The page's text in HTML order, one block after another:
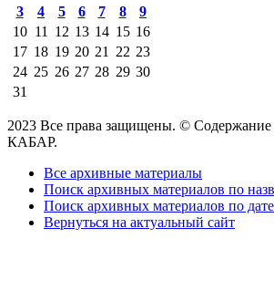
3
4 5 6 7 8
9
10 11 12 13 14 15 16
17 18 19 20 21 22 23
24 25 26 27 28 29 30
31
2023 Все права защищены. ©
КАБАР.
Все архивные материалы
Поиск архивных материалов по
Поиск архивных материалов по дате
Вернуться на актуальный сайт